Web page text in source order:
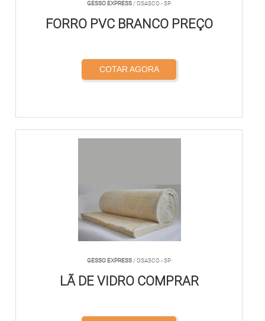
GESSO EXPRESS / OSASCO - SP
FORRO PVC BRANCO PREÇO
COTAR AGORA
GESSO EXPRESS / OSASCO - SP
LÃ DE VIDRO COMPRAR